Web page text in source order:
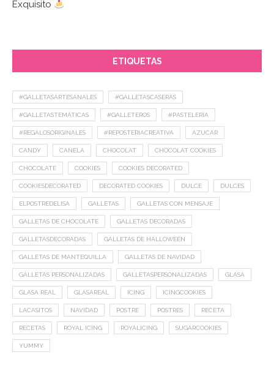
Exquisito
ETIQUETAS
#GALLETASARTESANALES #GALLETASCASERAS
#GALLETASTEMÁTICAS #GALLETEROS #PASTELERÍA
#REGALOSORIGINALES #REPOSTERIACREATIVA AZUCAR
CANDY CANELA CHOCOLAT CHOCOLAT COOKIES
CHOCOLATE COOKIES COOKIES DECORATED
COOKIESDECORATED DECORATED COOKIES DULCE DULCES
ELPOSTREDELISA GALLETAS GALLETAS CON MENSAJE
GALLETAS DE CHOCOLATE GALLETAS DECORADAS
GALLETASDECORADAS GALLETAS DE HALLOWEEN
GALLETAS DE MANTEQUILLA GALLETAS DE NAVIDAD
GALLETAS PERSONALIZADAS GALLETASPERSONALIZADAS GLASA
GLASA REAL GLASAREAL ICING ICINGCOOKIES
LACASITOS NAVIDAD POSTRE POSTRES RECETA
RECETAS ROYAL ICING ROYALICING SUGARCOOKIES
YUMMY